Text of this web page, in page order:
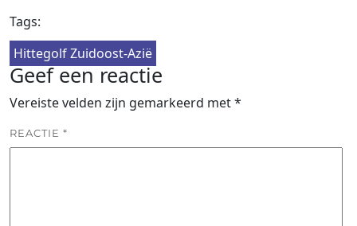
Tags:
Hittegolf Zuidoost-Azië
Geef een reactie
Vereiste velden zijn gemarkeerd met*
REACTIE *